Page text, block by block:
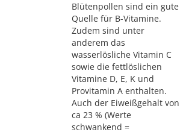
Blütenpollen sind ein gute
Quelle für B-Vitamine.
Zudem sind unter
anderem das
wasserlösliche Vitamin C
sowie die fettlöslichen
Vitamine D, E, K und
Provitamin A enthalten.
Auch der Eiweißgehalt von
ca 23 % (Werte
schwankend =